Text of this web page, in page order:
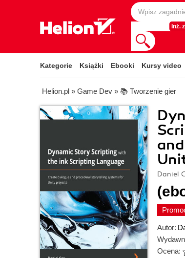
Inż.
Kategorie Książki Ebooki Kursy video
Helion.pl » Game Dev » 📚 Tworzenie gier
Daniel
Autor:
Ocena: